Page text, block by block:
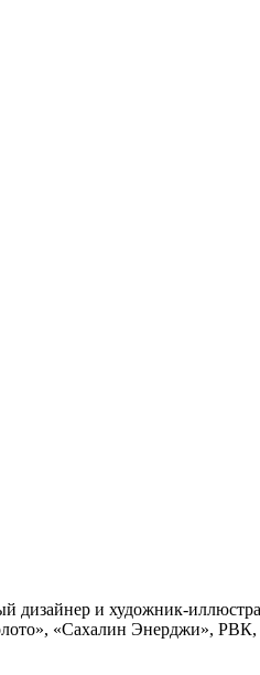
и художник-
«Сахалин Энерджи»,